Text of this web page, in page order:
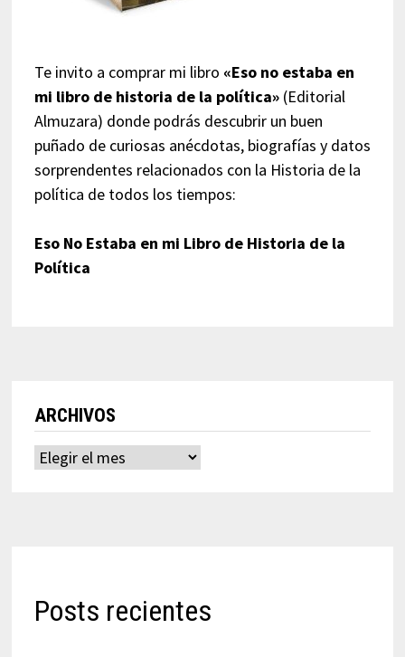
Te invito a comprar mi libro «Eso no estaba en
mi libro de historia de la política»(Editorial
Almuzara) donde podrás descubrir un buen
puñado de curiosas anécdotas, biografías y datos
sorprendentes relacionados con la Historia de la
política de todos los tiempos:
Eso No Estaba en mi Libro de Historia de la
Política
ARCHIVOS
Archivos
Posts recientes